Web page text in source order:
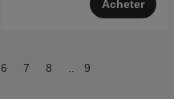
Acheter
6 7 8 .. 9